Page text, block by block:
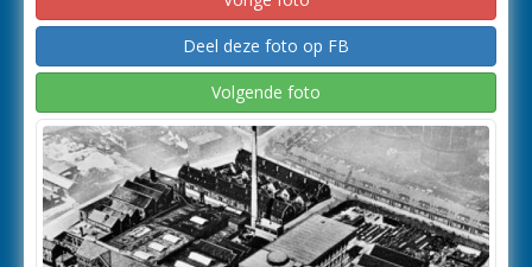
Deel deze foto op FB
Volgende foto